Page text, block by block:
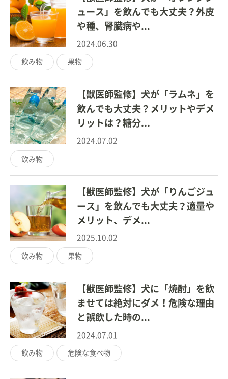
ュース」を飲んでも大丈夫？外皮
や種、腎臓病や...
2024.06.30
飲み物 果物
【獣医師監修】犬が「ラムネ」を
飲んでも大丈夫？メリットやデメ
リットは？糖分...
2024.07.02
飲み物
【獣医師監修】犬が「りんごジュ
ース」を飲んでも大丈夫？適量や
メリット、デメ...
2025.10.02
飲み物 果物
【獣医師監修】犬に「焼酎」を飲
ませては絶対にダメ！危険な理由
と誤飲した時の...
2024.07.01
飲み物 危険な食べ物